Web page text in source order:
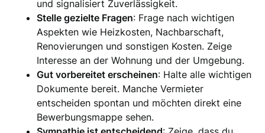
und signalisiert Zuverlässigkeit.
Stelle gezielte Fragen: Frage nach wichtigen
Aspekten wie Heizkosten, Nachbarschaft,
Renovierungen und sonstigen Kosten. Zeige
Interesse an der Wohnung und der Umgebung.
Gut vorbereitet erscheinen: Halte alle wichtigen
Dokumente bereit. Manche Vermieter
entscheiden spontan und möchten direkt eine
Bewerbungsmappe sehen.